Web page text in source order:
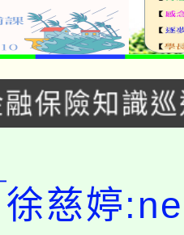
學年度第
師甄選結果
融保險知識
學年度學生
新住民語歌
學年度第
師甄選結果(
學年度第
徐慈婷